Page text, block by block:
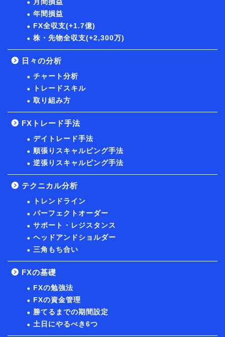
月間損益
年間損益
FX全収支(+1.7億)
株・先物全収支(+2,300万)
日々の分析
チャート分析
トレードスキル
取り組み方
FXトレード手法
デイトレード手法
順張りスキャルピング手法
逆張りスキャルピング手法
テクニカル分析
トレンドライン
パーフェクトオーダー
サポート・レジスタンス
ヘッドアンドショルダー
三角もち合い
FXの基礎
FXの勉強法
FXの資金管理
勝てるまでの期間設定
土日にやるべき6つ